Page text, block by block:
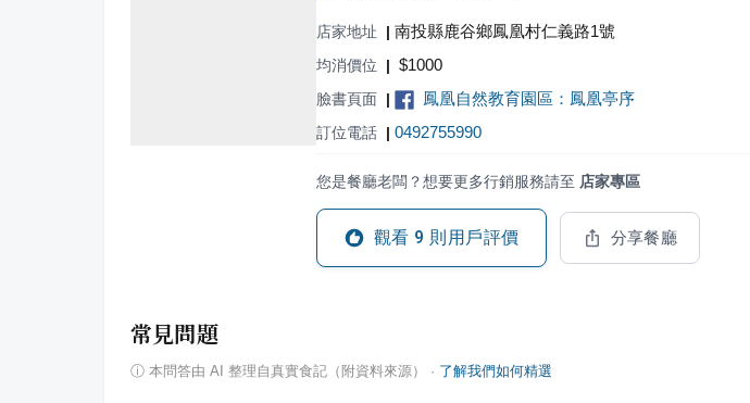
店家地址 | 南投縣鹿谷鄉鳳凰村仁義路1號
均消價位 | $1000
臉書頁面 | 鳳凰自然教育園區：鳳凰亭序
訂位電話 | 0492755990
您是餐廳老闆？想要更多行銷服務請至 店家專區
觀看 9 則用戶評價 分享餐廳
常見問題
ⓘ 本問答由 AI 整理自真實食記（附資料來源） · 了解我們如何精選